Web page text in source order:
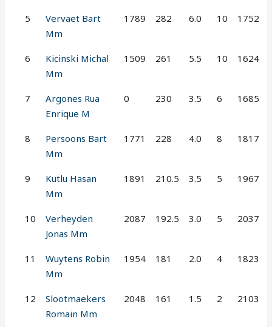
5
Vervaet Bart
Mm
1789 282 6.0 10 1752
6
Kicinski Michal
Mm
1509 261 5.5 10 1624
7
Argones Rua
Enrique M
0 230 3.5 6 1685
8
Persoons Bart
Mm
1771 228 4.0 8 1817
9
Kutlu Hasan
Mm
1891 210.5 3.5 5 1967
10
Verheyden
Jonas Mm
2087 192.5 3.0 5 2037
11
Wuytens Robin
Mm
1954 181 2.0 4 1823
12
Slootmaekers
Romain Mm
2048 161 1.5 2 2103